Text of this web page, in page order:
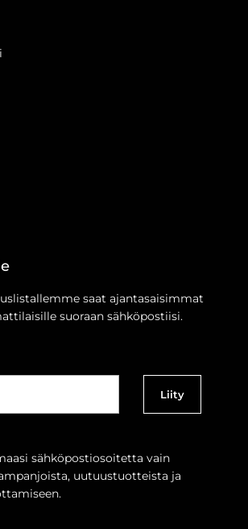
saat ajantasaisimmat
suoraan sähköpostiisi.
sähköpostiosoitetta vain
uutuustuotteista ja